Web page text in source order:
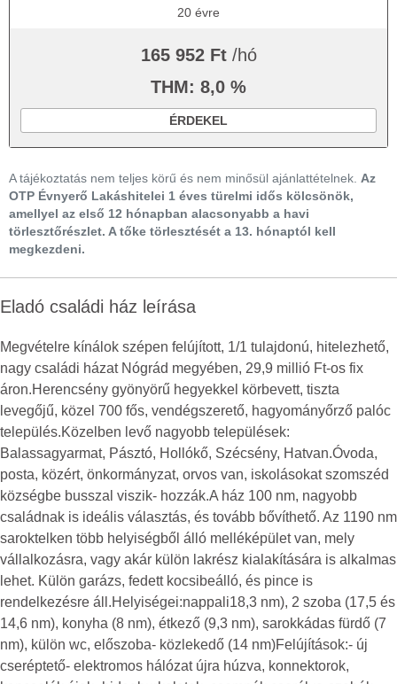
20 évre
165 952 Ft /hó
THM: 8,0 %
ÉRDEKEL
A tájékoztatás nem teljes körű és nem minősül ajánlattételnek. Az
OTP Évnyerő Lakáshitelei 1 éves türelmi idős kölcsönök,
amellyel az első 12 hónapban alacsonyabb a havi
törlesztőrészlet. A tőke törlesztését a 13. hónaptól kell
megkezdeni.
Eladó családi ház leírása
Megvételre kínálok szépen felújított, 1/1 tulajdonú, hitelezhető,
nagy családi házat Nógrád megyében, 29,9 millió Ft-os fix
áron.Herencsény gyönyörű hegyekkel körbevett, tiszta
levegőjű, közel 700 fős, vendégszerető, hagyományőrző palóc
település.Közelben levő nagyobb települések:
Balassagyarmat, Pásztó, Hollókő, Szécsény, Hatvan.Óvoda,
posta, közért, önkormányzat, orvos van, iskolásokat szomszéd
községbe busszal viszik- hozzák.A ház 100 nm, nagyobb
családnak is ideális választás, és tovább bővíthető. Az 1190 nm
saroktelken több helyiségből álló melléképület van, mely
vállalkozásra, vagy akár külön lakrész kialakítására is alkalmas
lehet. Külön garázs, fedett kocsibeálló, és pince is
rendelkezésre áll.Helyiségei:nappali18,3 nm), 2 szoba (17,5 és
14,6 nm), konyha (8 nm), étkező (9,3 nm), sarokkádas fürdő (7
nm), külön wc, előszoba- közlekedő (14 nm)Felújítások:- új
cseréptető- elektromos hálózat újra húzva, konnektorok,